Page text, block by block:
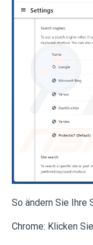
So ändern Sie Ihre
Chrome: Klicken